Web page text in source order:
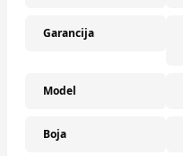
Garancija
Model
Boja